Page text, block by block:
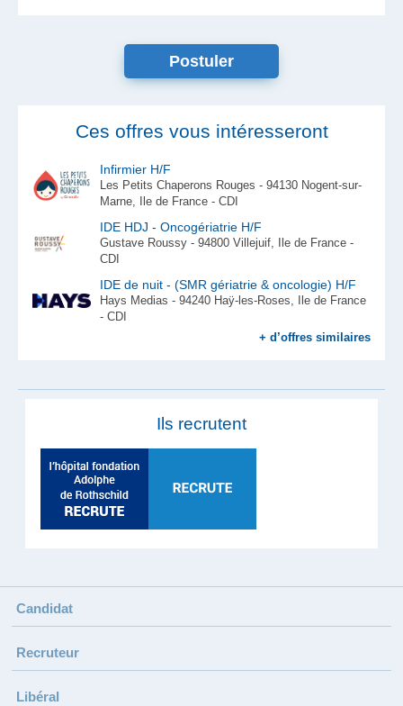
Postuler
Ces offres vous intéresseront
Infirmier H/F
Les Petits Chaperons Rouges - 94130 Nogent-sur-
Marne, Ile de France - CDI
IDE HDJ - Oncogériatrie H/F
Gustave Roussy - 94800 Villejuif, Ile de France -
CDI
IDE de nuit - (SMR gériatrie & oncologie) H/F
Hays Medias - 94240 Haÿ-les-Roses, Ile de France
- CDI
+ d’offres similaires
Ils recrutent
Candidat
Recruteur
Libéral